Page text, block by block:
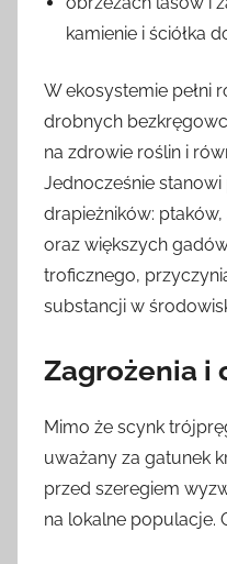
kamienie i ściółka
W ekosystemie pełni
drobnych
na zdrowie roślin i
Jednocześnie
drapieżników:
oraz większych
troficznego,
substancji w
Zagrożenia i
Mimo że scynk
uważany za gatunek
przed szeregiem
na lokalne populacje.